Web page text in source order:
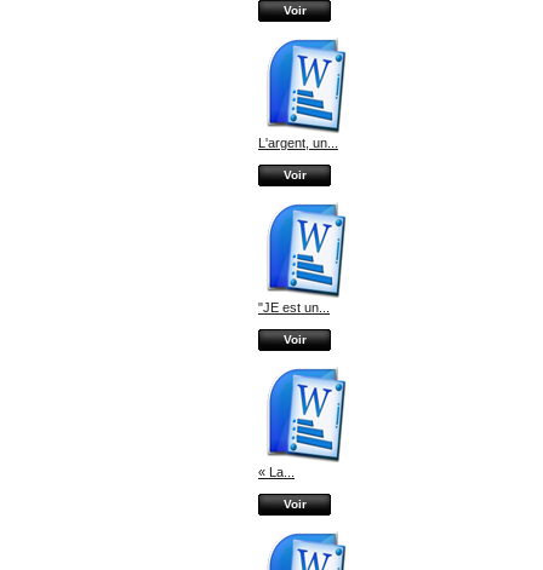
Voir
L'argent, un...
Voir
"JE est un...
Voir
« La...
Voir